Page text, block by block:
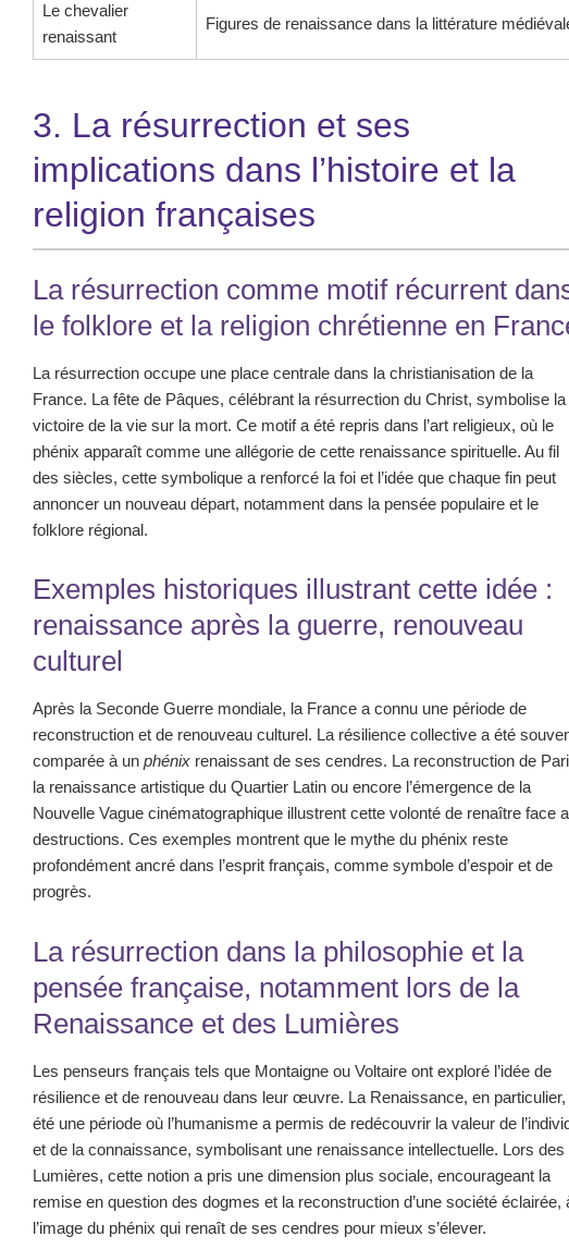
Le chevalier
renaissant
Figures de renaissance dans la littérature
3. La résurrection et ses
implications dans l’histoire et la
religion françaises
La résurrection comme motif récurrent
le folklore et la religion chrétienne en
La résurrection occupe une place centrale dans la christianisation de la
France. La fête de Pâques, célébrant la résurrection du Christ, symbolise la
victoire de la vie sur la mort. Ce motif a été repris dans l’art religieux, où le
phénix apparaît comme une allégorie de cette renaissance spirituelle. Au fil
des siècles, cette symbolique a renforcé la foi et l’idée que chaque fin peut
annoncer un nouveau départ, notamment dans la pensée populaire et le
folklore régional.
Exemples historiques illustrant cette idée :
renaissance après la guerre, renouveau
culturel
Après la Seconde Guerre mondiale, la France a connu une période de
reconstruction et de renouveau culturel. La résilience collective a été
comparée à un phénix renaissant de ses cendres. La reconstruction de
la renaissance artistique du Quartier Latin ou encore l’émergence de la
Nouvelle Vague cinématographique illustrent cette volonté de renaître face
destructions. Ces exemples montrent que le mythe du phénix reste
profondément ancré dans l’esprit français, comme symbole d’espoir et de
progrès.
La résurrection dans la philosophie et la
pensée française, notamment lors de la
Renaissance et des Lumières
Les penseurs français tels que Montaigne ou Voltaire ont exploré l’idée de
résilience et de renouveau dans leur œuvre. La Renaissance, en particulier,
été une période où l’humanisme a permis de redécouvrir la valeur de
et de la connaissance, symbolisant une renaissance intellectuelle. Lors des
Lumières, cette notion a pris une dimension plus sociale, encourageant la
remise en question des dogmes et la reconstruction d’une société éclairée,
l’image du phénix qui renaît de ses cendres pour mieux s’élever.